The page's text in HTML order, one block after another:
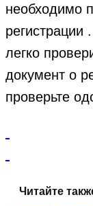
необходимо
легко
документ о
проверьте
Читайте